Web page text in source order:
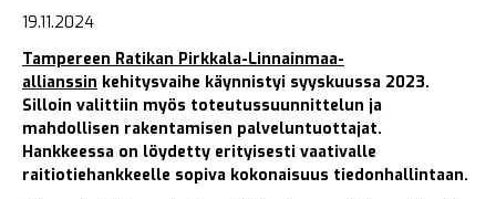
19.11.2024
Tampereen Ratikan Pirkkala-Linnainmaa-
allianssin kehitysvaihe käynnistyi syyskuussa 2023.
Silloin valittiin myös toteutussuunnittelun ja
mahdollisen rakentamisen palveluntuottajat.
Hankkeessa on löydetty erityisesti vaativalle
raitiotiehankkeelle sopiva kokonaisuus tiedonhallintaan.